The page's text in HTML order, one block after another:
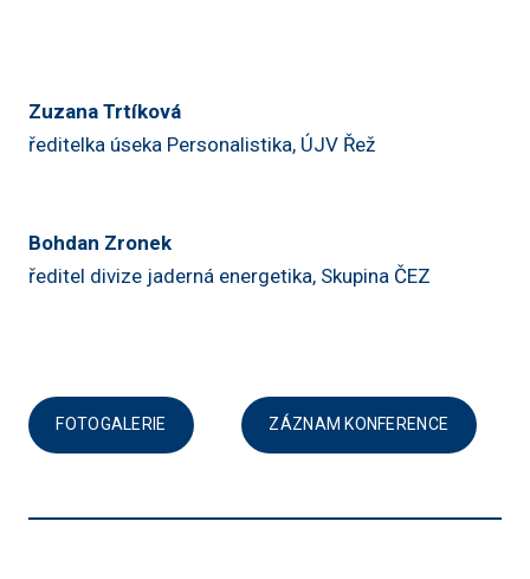
Zuzana Trtíková
ředitelka úseka Personalistika, ÚJV Řež
Bohdan Zronek
ředitel divize jaderná energetika, Skupina ČEZ
FOTOGALERIE ZÁZNAM KONFERENCE